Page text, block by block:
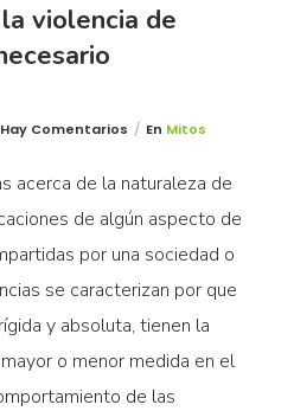
violencia de
Hay Comentarios En Mitos
acerca de la naturaleza de
de algún aspecto de
por una sociedad o
se caracterizan por que
y absoluta, tienen la
o menor medida en el
de las